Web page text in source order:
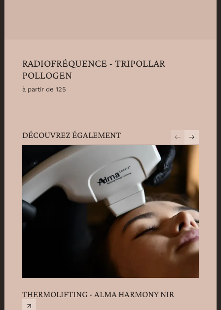
RADIOFRÉQUENCE - TRIPOLLAR
POLLOGEN
à partir de 125
DÉCOUVREZ ÉGALEMENT
THERMOLIFTING - ALMA HARMONY NIR